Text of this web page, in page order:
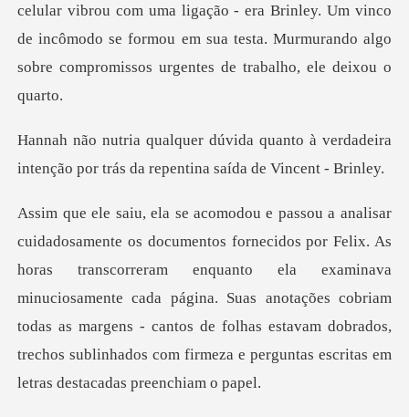
a ligação - era Brinley. Um vinco
de incômodo se formou em sua testa. Mur
nto à verdadeira
intenção por trás da
ranscorreram enquanto ela examinava
minuciosamente cada página. Suas anotações cobriam
todas as margens - cantos de f